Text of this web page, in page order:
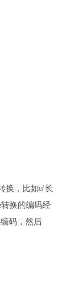
换，比如u'长
换的编码经
码，然后